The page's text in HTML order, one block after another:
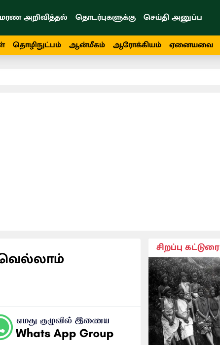
மரண அறிவித்தல் தொடர்புகளுக்கு செய்தி அனுப்ப
தொழிநுட்பம் ஆன்மீகம் ஆரோக்கியம் ஏனையவை
சிறப்பு கட்டுரை